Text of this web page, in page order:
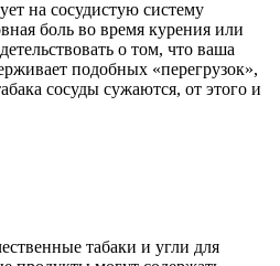
на сосудистую систему
боль во время курения или
о том, что ваша
подобных «перегрузок»,
сосуды сужаются, от этого и
табаки и угли для